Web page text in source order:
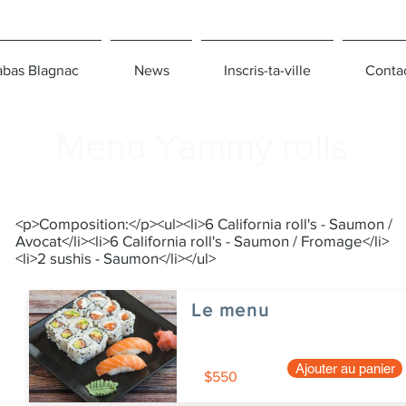
Blagnac News Inscris-ta-ville
<p>Composition:</p><ul><li>6 California roll's - Saumon /
Avocat</li><li>6 California roll's - Saumon / Fromage</li>
<li>2 sushis - Saumon</li></ul>
Le menu
$550
Ajouter au panier